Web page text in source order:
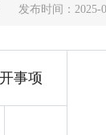
发布时间：2025-
事项